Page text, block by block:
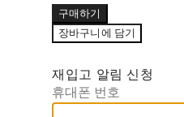
구매하기
장바구니에 담기
재입고 알림 신청
휴대폰 번호